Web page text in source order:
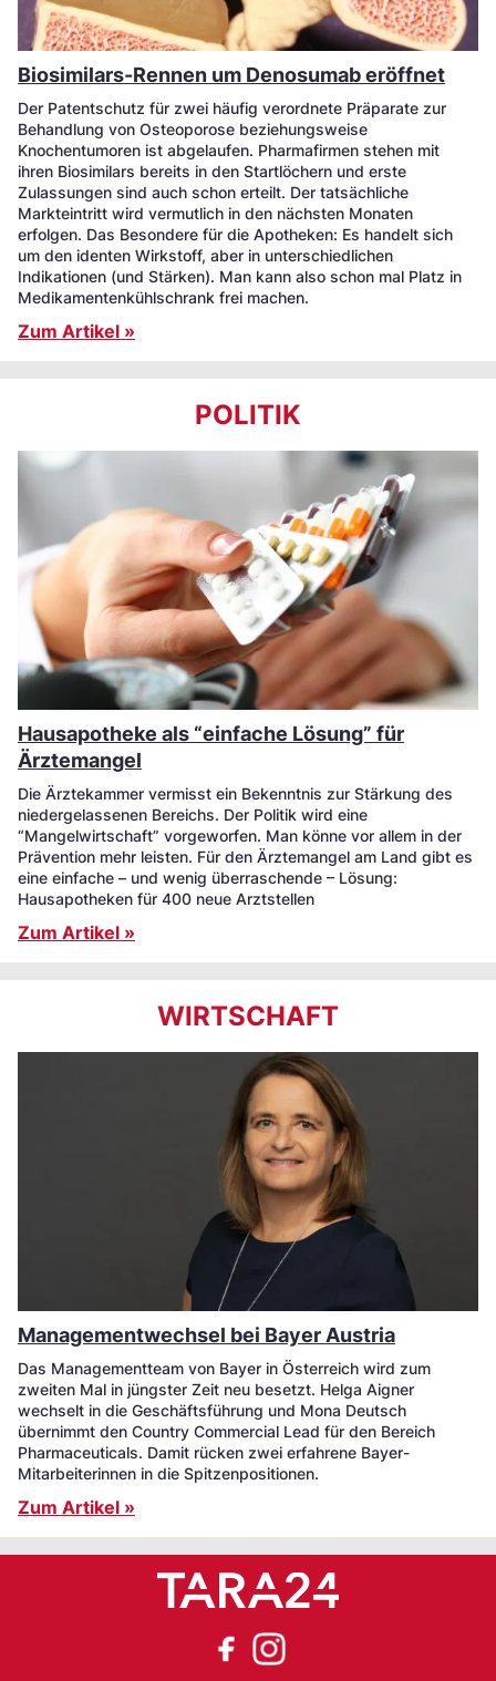
Biosimilars-Rennen um Denosumab eröffnet
Der Patentschutz für zwei häufig verordnete Präparate zur
Behandlung von Osteoporose beziehungsweise
Knochentumoren ist abgelaufen. Pharmafirmen stehen mit
ihren Biosimilars bereits in den Startlöchern und erste
Zulassungen sind auch schon erteilt. Der tatsächliche
Markteintritt wird vermutlich in den nächsten Monaten
erfolgen. Das Besondere für die Apotheken: Es handelt sich
um den identen Wirkstoff, aber in unterschiedlichen
Indikationen (und Stärken). Man kann also schon mal Platz in
Medikamentenkühlschrank frei machen.
Zum Artikel »
POLITIK
Hausapotheke als “einfache Lösung” für
Ärztemangel
Die Ärztekammer vermisst ein Bekenntnis zur Stärkung des
niedergelassenen Bereichs. Der Politik wird eine
“Mangelwirtschaft” vorgeworfen. Man könne vor allem in der
Prävention mehr leisten. Für den Ärztemangel am Land gibt es
eine einfache – und wenig überraschende – Lösung:
Hausapotheken für 400 neue Arztstellen
Zum Artikel »
WIRTSCHAFT
Managementwechsel bei Bayer Austria
Das Managementteam von Bayer in Österreich wird zum
zweiten Mal in jüngster Zeit neu besetzt. Helga Aigner
wechselt in die Geschäftsführung und Mona Deutsch
übernimmt den Country Commercial Lead für den Bereich
Pharmaceuticals. Damit rücken zwei erfahrene Bayer-
Mitarbeiterinnen in die Spitzenpositionen.
Zum Artikel »